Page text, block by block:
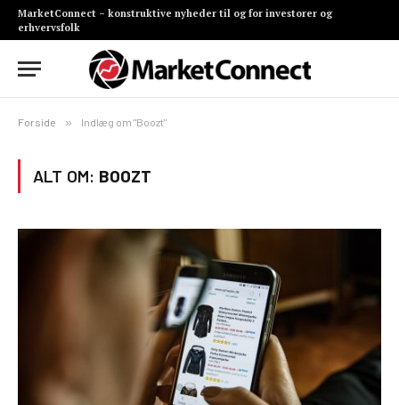
MarketConnect – konstruktive nyheder til og for investorer og
erhvervsfolk
Forside » Indlæg om "Boozt"
ALT OM: BOOZT